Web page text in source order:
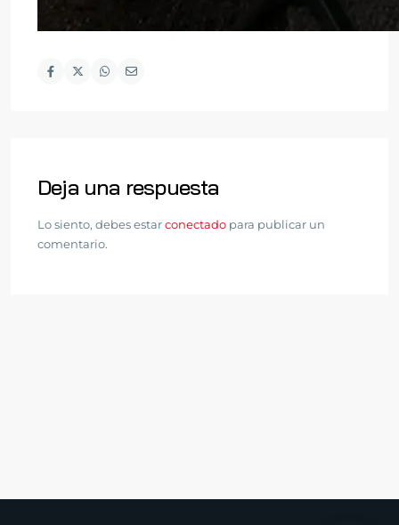
Deja una respuesta
Lo siento, debes estarconectado para publicar un
comentario.